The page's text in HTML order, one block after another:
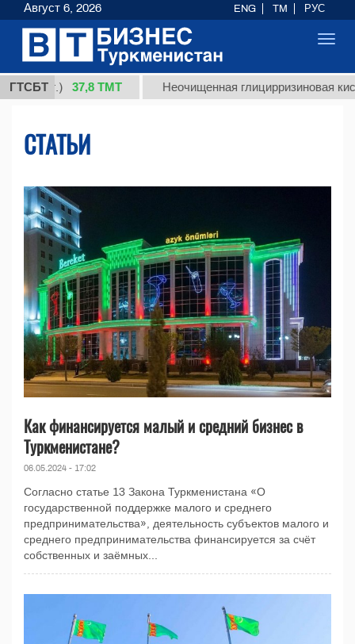
ГТСБТ
37,8 ТМТ Неочищенная глицирризиновая кислота
СТАТЬИ
Как финансируется малый и средний бизнес в
Туркменистане?
06.05.2024 - 17:02
Согласно статье 13 Закона Туркменистана «О
государственной поддержке малого и среднего
предпринимательства», деятельность субъектов малого и
среднего предпринимательства финансируется за счёт
собственных и заёмных...
Август 6, 2026 ENG TM РУС